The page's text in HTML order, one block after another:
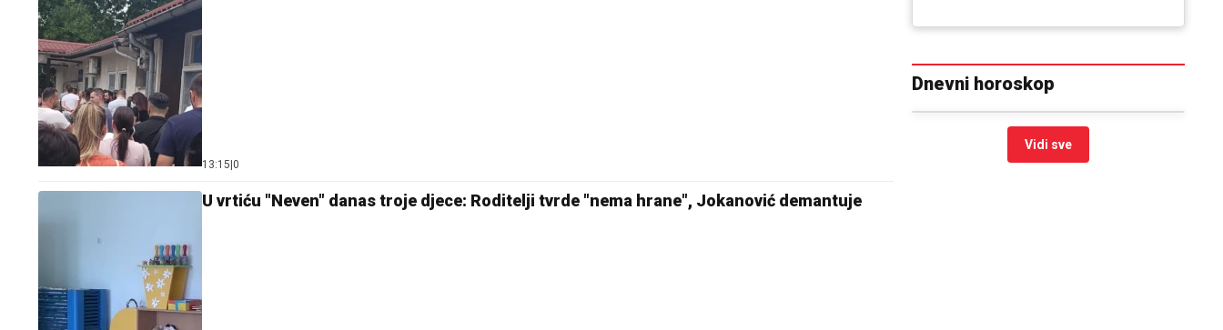
13:15 0
U vrtiću "Neven" danas troje djece: Roditelji tvrde "nema hrane", Jokanović demantuje
Dnevni horoskop
Vidi sve